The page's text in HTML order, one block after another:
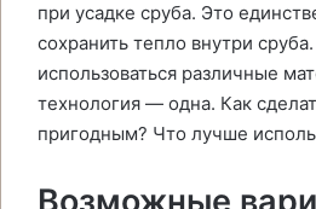
при усадке сруба. Это
сохранить тепло внутри
использоваться различные
технология — одна. Как
пригодным? Что лучше